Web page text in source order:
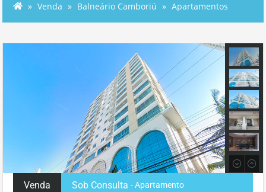
Venda Balneário Camboriú Apartamentos
Venda Sob Consulta - Apartamento